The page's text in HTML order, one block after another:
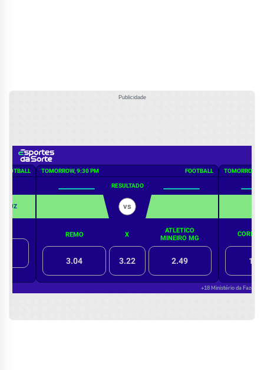
Publicidade